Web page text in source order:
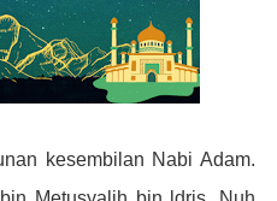
kesembilan Nabi Adam.